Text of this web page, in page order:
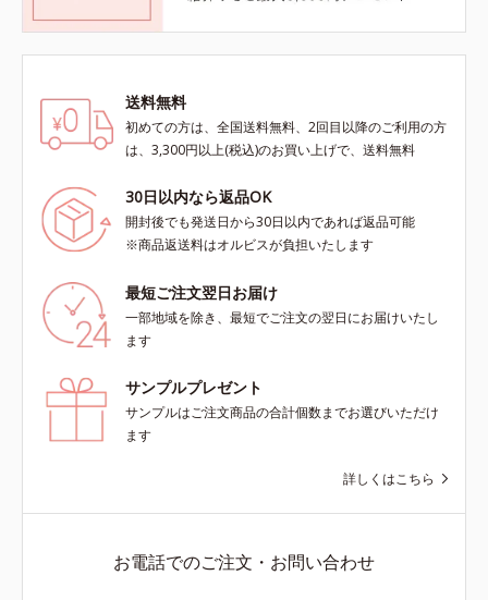
送料無料
初めての方は、全国送料無料、2回目以降のご利用の方
は、3,300円以上(税込)のお買い上げで、送料無料
30日以内なら返品OK
開封後でも発送日から30日以内であれば返品可能
※商品返送料はオルビスが負担いたします
最短ご注文翌日お届け
一部地域を除き、最短でご注文の翌日にお届けいたし
ます
サンプルプレゼント
サンプルはご注文商品の合計個数までお選びいただけ
ます
詳しくはこちら
お電話でのご注文・お問い合わせ